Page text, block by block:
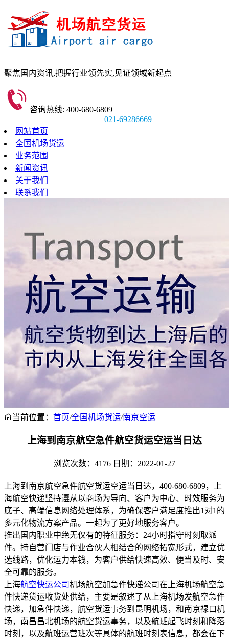
聚焦国内资讯,把握行业领先实,见证领域新起点
咨询热线: 400-680-6809
021-69286669
网站首页
全国机场货运
业务范围
新闻资讯
关于我们
联系我们
当前位置： 首页/全国机场货运/南京空运
上海到南京航空急件航空货运空运当日达
浏览次数：4176 日期：2022-01-27
上海到南京航空急件航空货运空运当日达，400-680-6809，上
海航空快递坚持遵从以商场为导向、客户为中心、时效服务为
底子、高端信息网络处理体系，为确保客户满足度推出1对1的
多元化物流方案产品。一起为了更好地服务客户。
推出国内职业中绝无仅有的特征服务：24小时指守时刻取派
件。持自营门店与作业合伙人相结合的网络拓宽形式，建立优
选线路，优化运力本钱，为客户供给快速高效、便当及时、安
全可靠的服务。
上海航空快运公司机场航空加急件快递公司在上海机场航空急
件快递货运收货处供给，主要是叙述了从上海机场发航空急件
快递，加急件快递，航空货运事务到昆明机场，和南京禄口机
场，南昌昌北机场的航空货运事务，以及航班起飞时刻和降落
时刻，以及航班运营班次等具体的航班时刻表信息，都会在下